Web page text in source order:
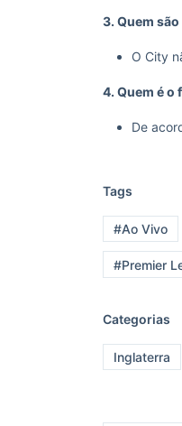
3. Quem
O City
4. Quem é o
De
Tags
#Ao Vivo
#Premier
Categorias
Inglaterra